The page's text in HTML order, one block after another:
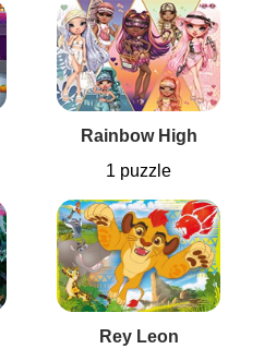
Rainbow High
1 puzzle
Rey Leon